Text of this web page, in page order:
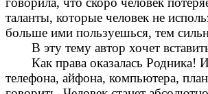
таланты, которые человек не
больше ими пользуешься, тем
В эту тему автор хочет
Как права оказалась Родника!
телефона, айфона, компьютера,